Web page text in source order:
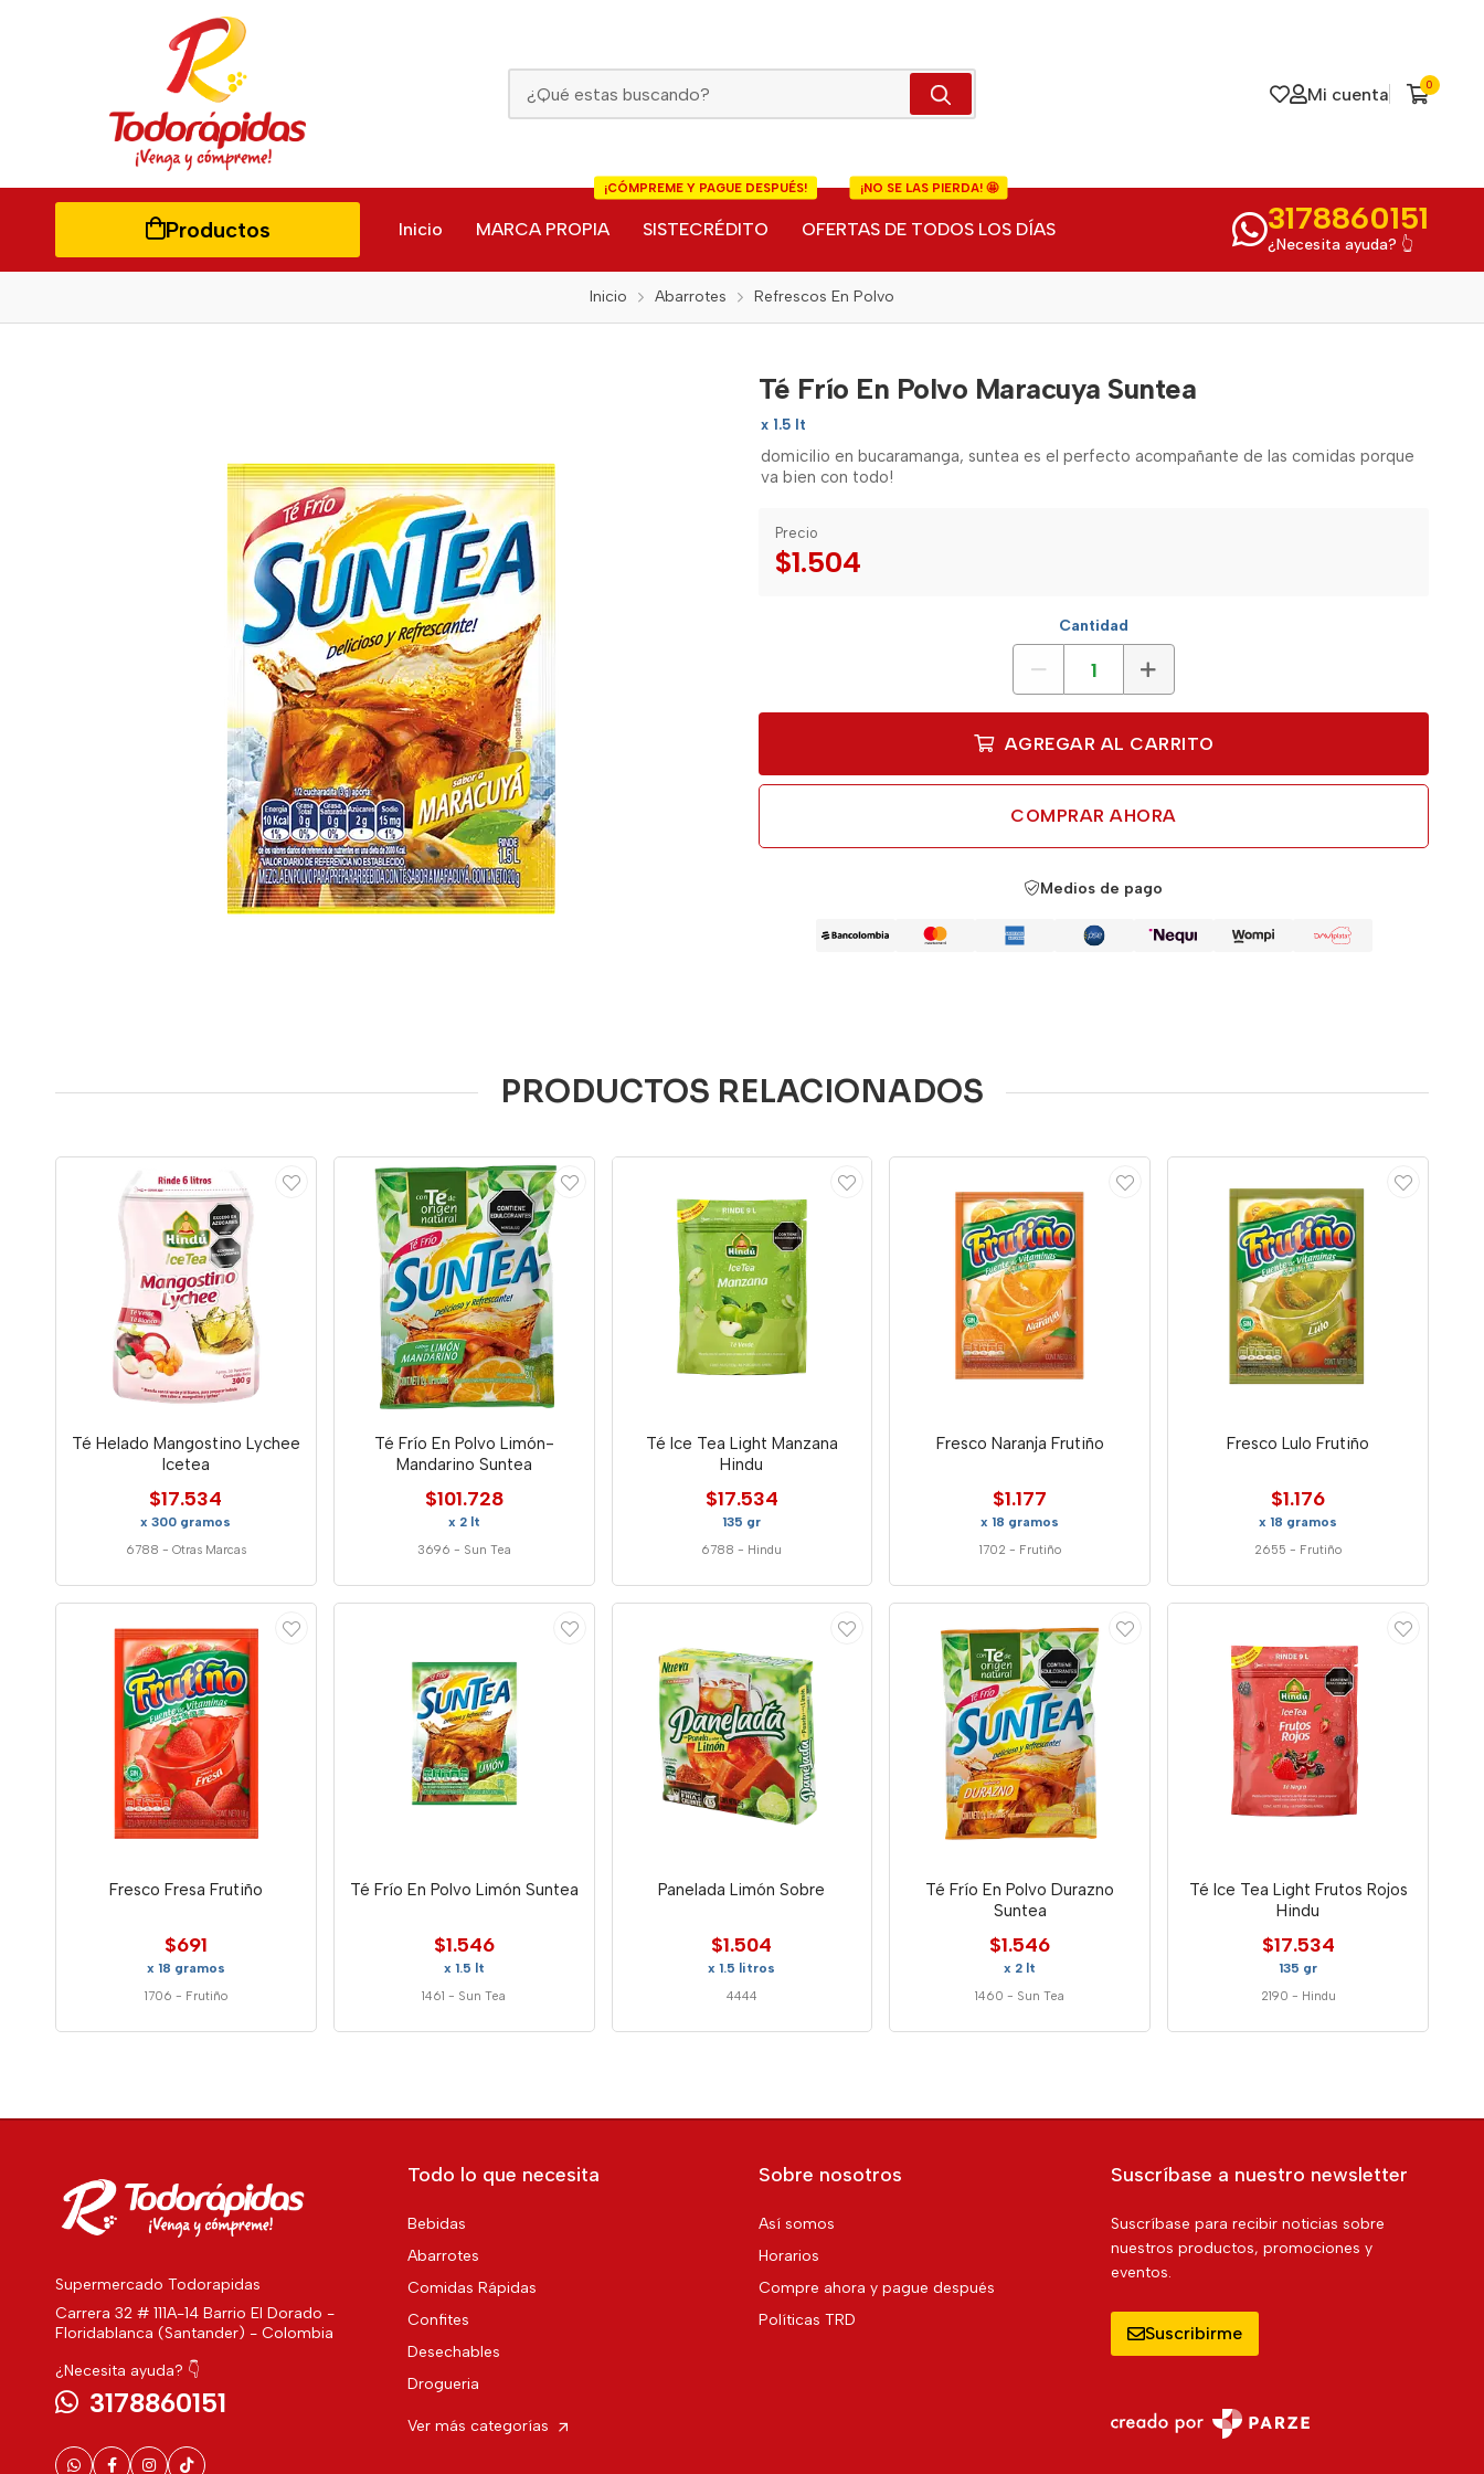
Mi cuenta 0
Productos Inicio MARCA PROPIA SISTECRÉDITO
¡CÓMPREME Y PAGUE DESPUÉS!
OFERTAS DE TODOS LOS DÍAS
¡NO SE LAS PIERDA! 🤩
3178860151
¿Necesita ayuda? 👆
Inicio Abarrotes Refrescos En Polvo
Té Frío En Polvo Maracuya Suntea
x 1.5 lt
domicilio en bucaramanga, suntea es el perfecto acompañante de las comidas porque
va bien con todo!
Precio
$1.504
Cantidad
AGREGAR AL CARRITO
COMPRAR AHORA
Medios de pago
PRODUCTOS RELACIONADOS
Té Helado Mangostino Lychee
Icetea
$17.534
x 300 gramos
6788 - Otras Marcas
Té Frío En Polvo Limón-
Mandarino Suntea
$101.728
x 2 lt
3696 - Sun Tea
Té Ice Tea Light Manzana
Hindu
$17.534
135 gr
6788 - Hindu
Fresco Naranja Frutiño
$1.177
x 18 gramos
1702 - Frutiño
Fresco Lulo Frutiño
$1.176
x 18 gramos
2655 - Frutiño
Fresco Fresa Frutiño
$691
x 18 gramos
1706 - Frutiño
Té Frío En Polvo Limón Suntea
$1.546
x 1.5 lt
1461 - Sun Tea
Panelada Limón Sobre
$1.504
x 1.5 litros
4444
Té Frío En Polvo Durazno
Suntea
$1.546
x 2 lt
1460 - Sun Tea
Té Ice Tea Light Frutos Rojos
Hindu
$17.534
135 gr
2190 - Hindu
Supermercado Todorapidas
Carrera 32 # 111A-14 Barrio El Dorado -
Floridablanca (Santander) - Colombia
¿Necesita ayuda? 👇
3178860151
Todo lo que necesita
Bebidas
Abarrotes
Comidas Rápidas
Confites
Desechables
Drogueria
Ver más categorías
Sobre nosotros
Así somos
Horarios
Compre ahora y pague después
Políticas TRD
Suscríbase a nuestro newsletter
Suscríbase para recibir noticias sobre
nuestros productos, promociones y
eventos.
Suscribirme